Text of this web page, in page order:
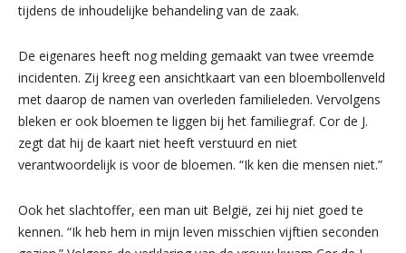
tijdens de inhoudelijke behandeling van de zaak.
De eigenares heeft nog melding gemaakt van twee vreemde
incidenten. Zij kreeg een ansichtkaart van een bloembollenveld
met daarop de namen van overleden familieleden. Vervolgens
bleken er ook bloemen te liggen bij het familiegraf. Cor de J.
zegt dat hij de kaart niet heeft verstuurd en niet
verantwoordelijk is voor de bloemen. “Ik ken die mensen niet.”
Ook het slachtoffer, een man uit België, zei hij niet goed te
kennen. “Ik heb hem in mijn leven misschien vijftien seconden